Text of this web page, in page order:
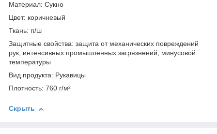
Материал: Сукно
Цвет: коричневый
Ткань: п/ш
Защитные свойства: защита от механических повреждений
рук, интенсивных промышленных загрязнений, минусовой
температуры
Вид продукта: Рукавицы
Плотность: 760 г/м²
Скрыть